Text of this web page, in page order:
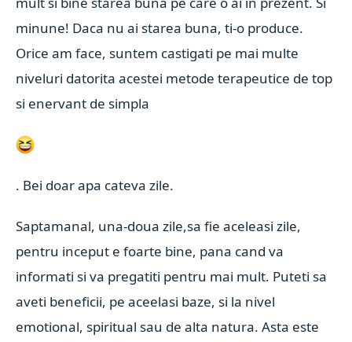
minune! Daca nu ai starea buna, ti-o produce.
Orice am face, suntem castigati pe mai multe
niveluri datorita acestei metode terapeutice de top
si enervant de simpla
. Bei doar apa cateva zile.
Saptamanal, una-doua zile,sa fie aceleasi zile,
pentru inceput e foarte bine, pana cand va
informati si va pregatiti pentru mai mult. Puteti sa
aveti beneficii, pe aceelasi baze, si la nivel
emotional, spiritual sau de alta natura. Asta este